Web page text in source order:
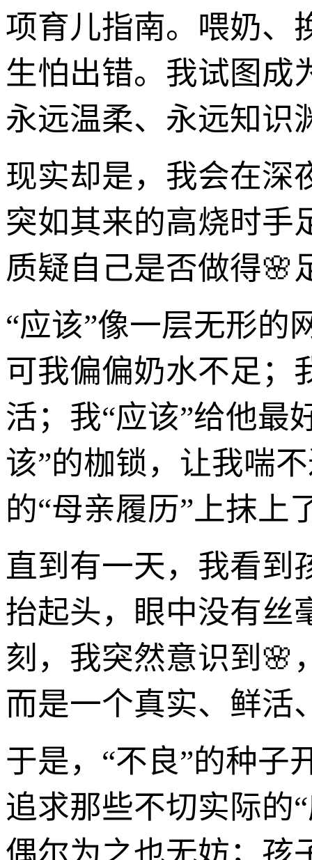
项育儿指南。喂奶、
生怕出错。我试图成
永远温柔、永远知识
现实却是，我会在深
突如其来的高烧时手
质疑自己是否做得🌸
“应该”像一层无形的
可我偏偏奶水不足；
活；我“应该”给他最
该”的枷锁，让我喘
的“母亲履历”上抹上
直到有一天，我看到
抬起头，眼中没有丝
刻，我突然意识到🌸
而是一个真实、鲜活
于是，“不良”的种子
追求那些不切实际的